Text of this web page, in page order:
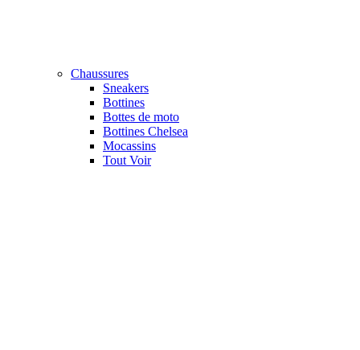
Chaussures
Sneakers
Bottines
Bottes de moto
Bottines Chelsea
Mocassins
Tout Voir